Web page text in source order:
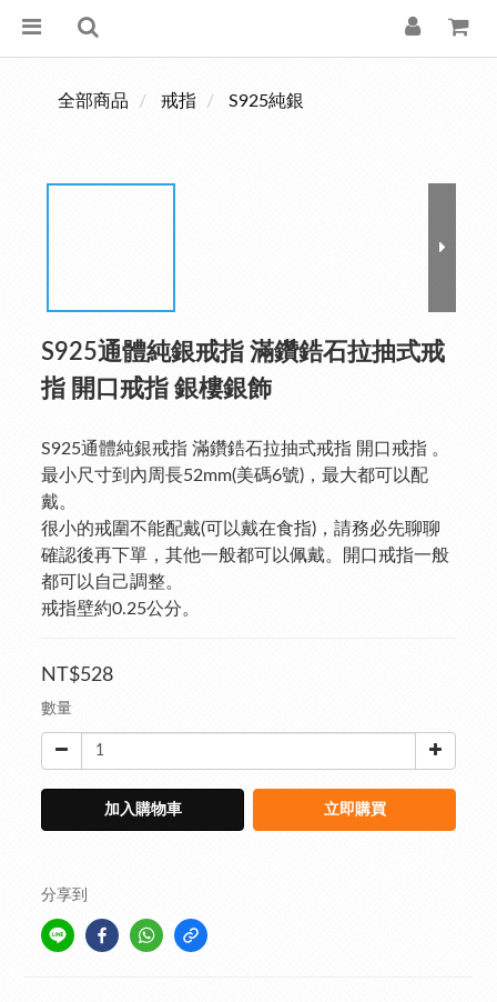
全部商品 戒指 S925純銀
S925通體純銀戒指 滿鑽鋯石拉抽式戒
指 開口戒指 銀樓銀飾
S925通體純銀戒指 滿鑽鋯石拉抽式戒指 開口戒指 。
最小尺寸到內周長52mm(美碼6號)，最大都可以配
戴。
很小的戒圍不能配戴(可以戴在食指)，請務必先聊聊
確認後再下單，其他一般都可以佩戴。開口戒指一般
都可以自己調整。
戒指壁約0.25公分。
NT$528
數量
加入購物車 立即購買
分享到